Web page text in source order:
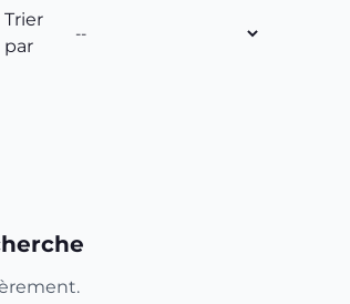
Trier
par